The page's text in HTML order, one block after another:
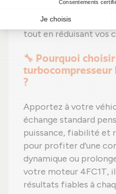
impact
pourquoi hésiter ?
tout en réduisant vos
🔧 Pourquoi
turbocompresseur
?
Apportez à votre
échange standard
puissance, fiabilité et
pour profiter d'une
dynamique ou
votre moteur 4FC1T,
résultats fiables à